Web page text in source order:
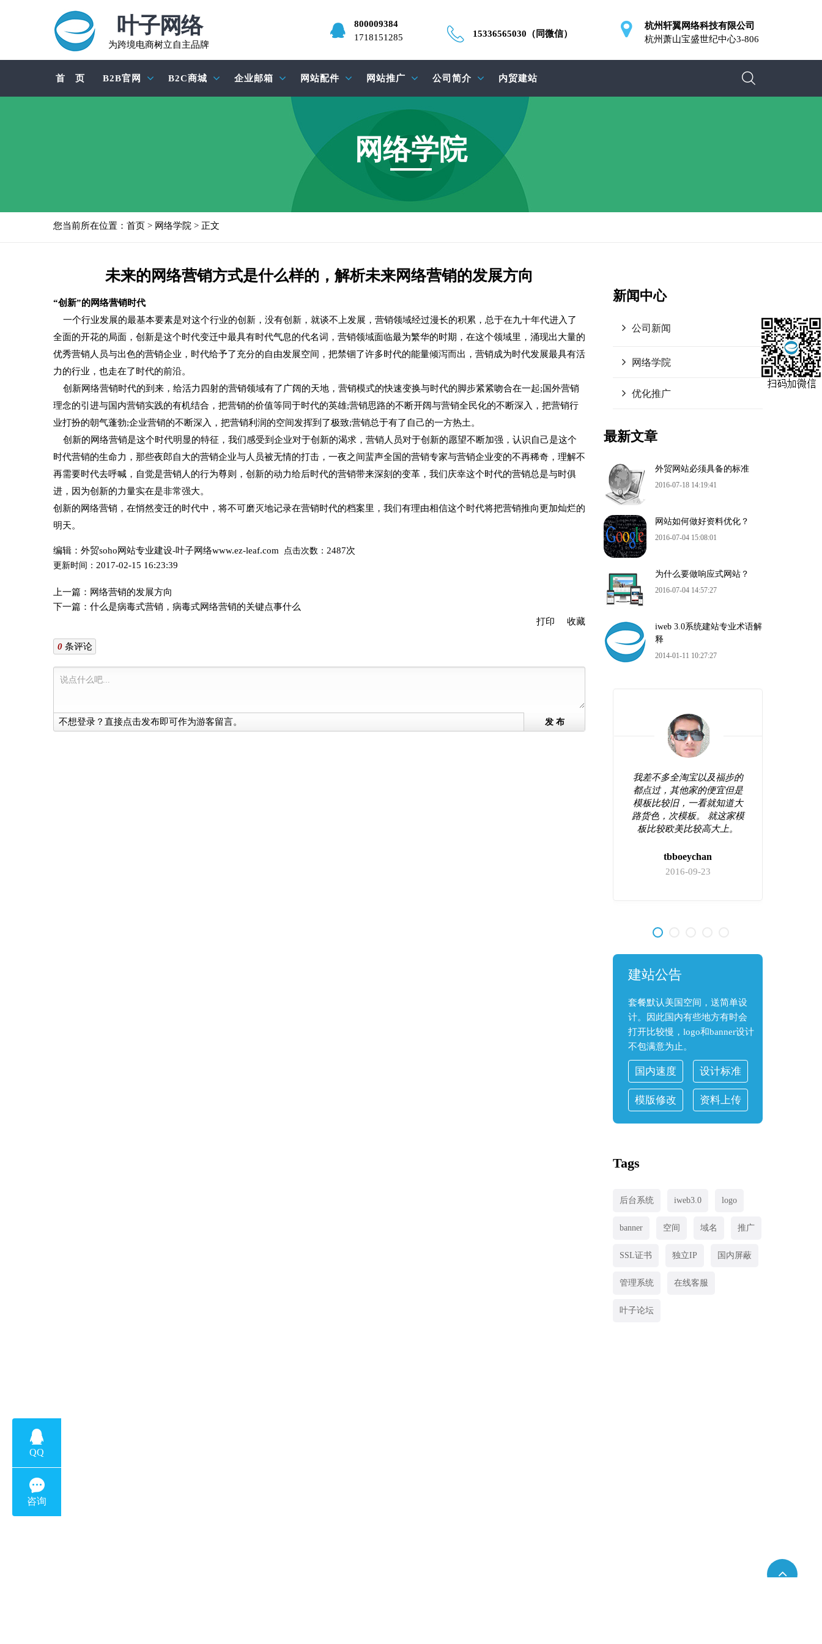
叶子网络
为跨境电商树立自主品牌
800009384
1718151285
15336565030（同微信）
杭州轩翼网络科技有限公司
杭州萧山宝盛世纪中心3-806
首 页 B2B官网 B2C商城 企业邮箱 网站配件 网站推广 公司简介 内贸建站
网络学院
您当前所在位置： 首页 > 网络学院 > 正文
未来的网络营销方式是什么样的，解析未来网络营销的发展方向
“创新”的网络营销时代
一个行业发展的最基本要素是对这个行业的创新，没有创新，就谈不上发展，营销领域经过漫长的积累，总于在九十年代进入了
全面的开花的局面，创新是这个时代变迁中最具有时代气息的代名词，营销领域面临最为繁华的时期，在这个领域里，涌现出大量的
优秀营销人员与出色的营销企业，时代给予了充分的自由发展空间，把禁锢了许多时代的能量倾泻而出，营销成为时代发展最具有活
力的行业，也走在了时代的前沿。
创新网络营销时代的到来，给活力四射的营销领域有了广阔的天地，营销模式的快速变换与时代的脚步紧紧吻合在一起;国外营销
理念的引进与国内营销实践的有机结合，把营销的价值等同于时代的英雄;营销思路的不断开阔与营销全民化的不断深入，把营销行
业打扮的朝气蓬勃;企业营销的不断深入，把营销利润的空间发挥到了极致;营销总于有了自己的一方热土。
创新的网络营销是这个时代明显的特征，我们感受到企业对于创新的渴求，营销人员对于创新的愿望不断加强，认识自己是这个
时代营销的生命力，那些夜郎自大的营销企业与人员被无情的打击，一夜之间蜚声全国的营销专家与营销企业变的不再稀奇，理解不
再需要时代去呼喊，自觉是营销人的行为尊则，创新的动力给后时代的营销带来深刻的变革，我们庆幸这个时代的营销总是与时俱
进，因为创新的力量实在是非常强大。
创新的网络营销，在悄然变迁的时代中，将不可磨灭地记录在营销时代的档案里，我们有理由相信这个时代将把营销推向更加灿烂的
明天。
编辑：外贸soho网站专业建设-叶子网络www.ez-leaf.com 点击次数： 2487次
更新时间： 2017-02-15 16:23:39
上一篇： 网络营销的发展方向
下一篇： 什么是病毒式营销，病毒式网络营销的关键点事什么
收藏
打印
0 条评论
不想登录？直接点击发布即可作为游客留言。 发 布
新闻中心
公司新闻
网络学院
优化推广
最新文章
外贸网站必须具备的标准
2016-07-18 14:19:41
网站如何做好资料优化？
2016-07-04 15:08:01
为什么要做响应式网站？
2016-07-04 14:57:27
iweb 3.0系统建站专业术语解
释
2014-01-11 10:27:27
我差不多全淘宝以及福步的
都点过，其他家的便宜但是
模板比较旧，一看就知道大
路货色，次模板。 就这家模
板比较欧美比较高大上。
tbboeychan
2016-09-23
建站公告
套餐默认美国空间，送简单设
计。因此国内有些地方有时会
打开比较慢，logo和banner设计
不包满意为止。
国内速度 设计标准
模版修改 资料上传
Tags
后台系统 iweb3.0 logo
banner 空间 域名 推广
SSL证书 独立IP 国内屏蔽
管理系统 在线客服
叶子论坛